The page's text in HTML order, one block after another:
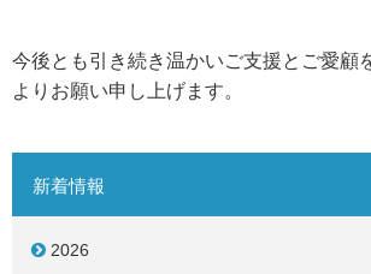
今後とも引き続き温かいご支援とご愛顧
よりお願い申し上げます。
新着情報
2026